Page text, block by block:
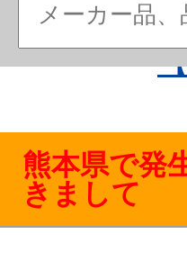
熊本県で発
きまして